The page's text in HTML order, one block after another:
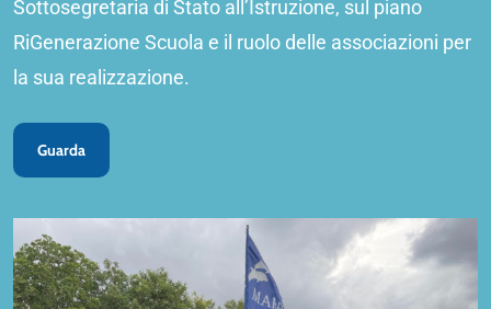
Sottosegretaria di Stato all’Istruzione, sul piano
RiGenerazione Scuola e il ruolo delle associazioni per
la sua realizzazione.
Guarda